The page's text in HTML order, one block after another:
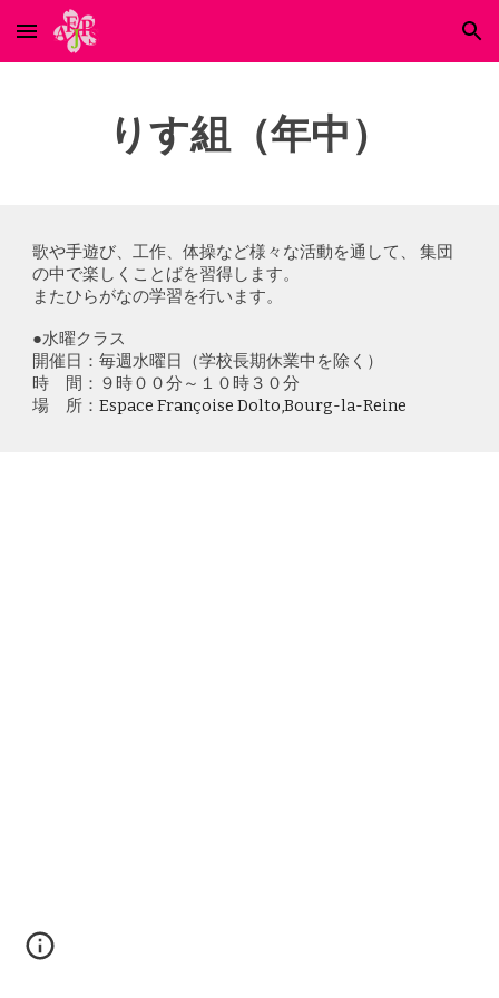
Skip to main content Skip to navigation
りす組（年中）
歌や手遊び、工作、体操など様々な活動を通して、 集団
の中で楽しくことばを習得します。
またひらがなの学習を行います。
●水曜クラス
開催日：毎週水曜日（学校長期休業中を除く）
時 間： ９時００分～１０時３０分
場 所：Espace Françoise Dolto,Bourg-la-Reine